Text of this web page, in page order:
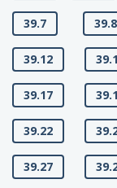
39.7 39.8
39.12
39.17
39.22
39.27